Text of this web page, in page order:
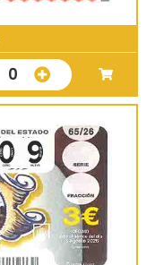
0